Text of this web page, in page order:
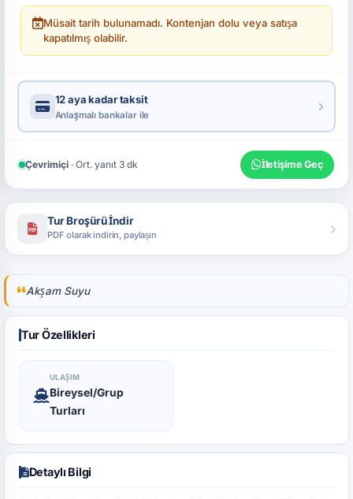
Akşam Suyu
Tur Özellikleri
ULAŞIM
Bireysel/Grup
Turları
Detaylı Bilgi
Müsait tarih bulunamadı. Kontenjan dolu veya satışa
kapatılmış olabilir.
12 aya kadar taksit
Anlaşmalı bankalar ile
Çevrimiçi · Ort. yanıt 3 dk İletişime Geç
Tur Broşürü İndir
PDF olarak indirin, paylaşın